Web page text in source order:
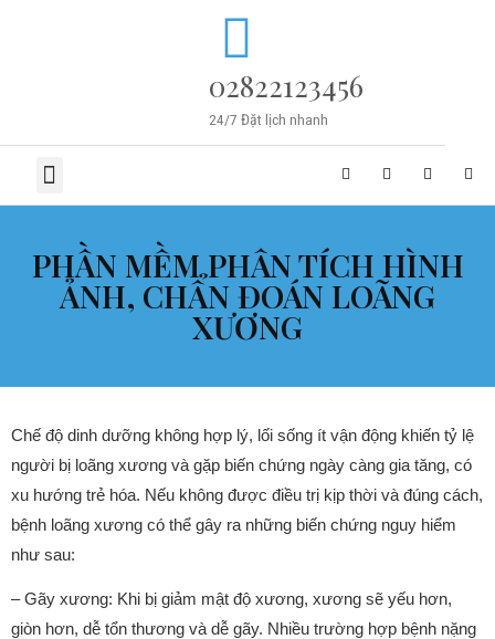
02822123456
24/7 Đặt lịch nhanh
PHẦN MỀM PHÂN TÍCH HÌNH
ẢNH, CHẨN ĐOÁN LOÃNG
XƯƠNG
Chế độ dinh dưỡng không hợp lý, lối sống ít vận động khiến tỷ lệ
người bị loãng xương và gặp biến chứng ngày càng gia tăng, có
xu hướng trẻ hóa. Nếu không được điều trị kịp thời và đúng cách,
bệnh loãng xương có thể gây ra những biến chứng nguy hiểm
như sau:
– Gãy xương: Khi bị giảm mật độ xương, xương sẽ yếu hơn,
giòn hơn, dễ tổn thương và dễ gãy. Nhiều trường hợp bệnh nặng